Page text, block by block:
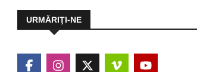
URMĂRIŢI-NE